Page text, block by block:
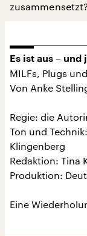
zusammensetzt?
Es ist aus – und
MILFs, Plugs
Von Anke
Regie: die
Ton und
Klingenberg
Redaktion: Tina
Produktion:
Eine